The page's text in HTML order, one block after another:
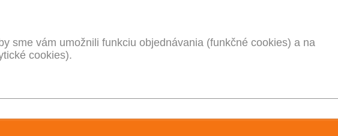
sme vám umožnili funkciu objednávania (funkčné cookies) a na
cookies).